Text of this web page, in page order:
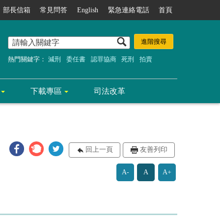
部長信箱 常見問答 English 緊急連絡電話 首頁
熱門關鍵字： 減刑 委任書 認罪協商 死刑 拍賣
下載專區 司法改革
回上一頁 友善列印
A- A A+